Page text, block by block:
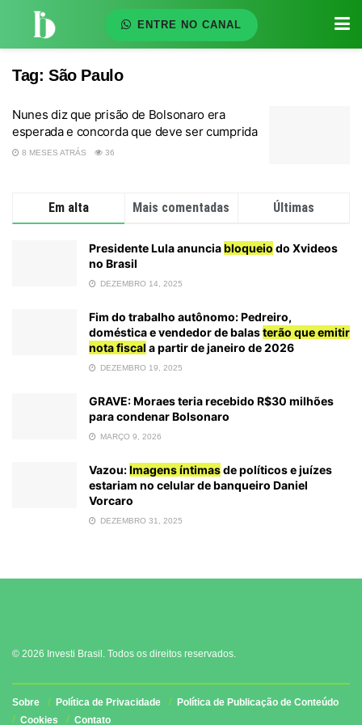
ENTRE NO CANAL
Tag: São Paulo
Nunes diz que prisão de Bolsonaro era
esperada e concorda que deve ser cumprida
8 MESES ATRÁS 36
Em alta Mais comentadas Últimas
Presidente Lula anunciabloqueio do Xvideos
no Brasil
DEZEMBRO 14, 2025
Fim do trabalho autônomo: Pedreiro,
doméstica e vendedor de balasterão que emitir
nota fiscal a partir de janeiro de 2026
DEZEMBRO 19, 2025
GRAVE: Moraes teria recebido R$30 milhões
para condenar Bolsonaro
MARÇO 9, 2026
Vazou:Imagens íntimasde políticos e juízes
estariam no celular de banqueiro Daniel
Vorcaro
DEZEMBRO 31, 2025
© 2026 Investi Brasil. Todos os direitos reservados.
Sobre Política de Privacidade
Política de Publicação de Conteúdo
Cookies
Contato